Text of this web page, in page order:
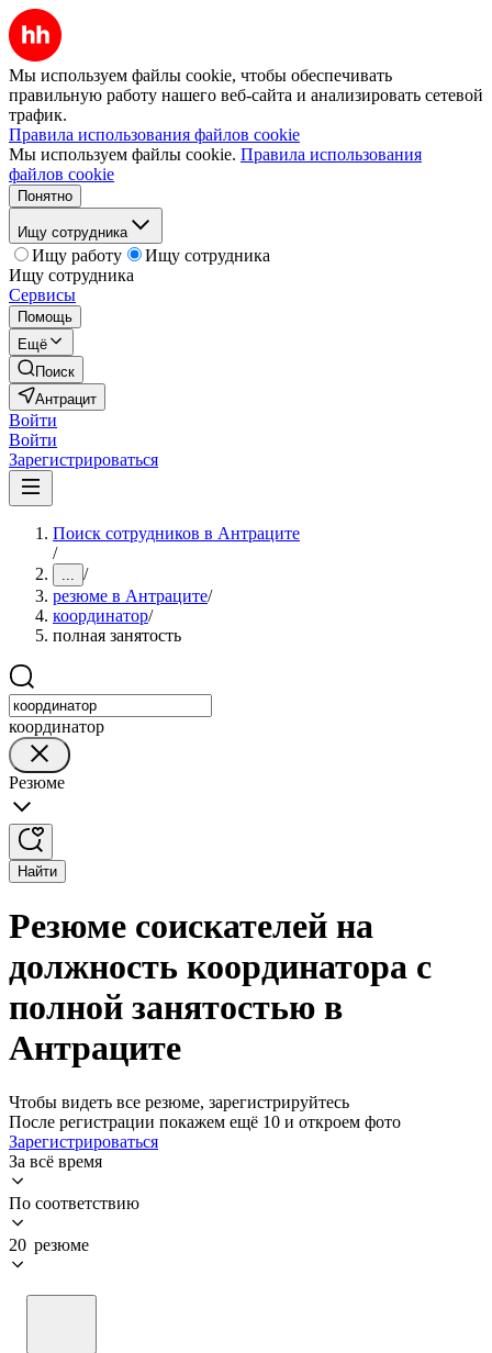
Мы используем файлы cookie, чтобы обеспечивать
правильную работу нашего веб-сайта и анализировать сетевой
трафик.
Правила использования файлов cookie
Мы используем файлы cookie. Правила использования
файлов cookie
Понятно
Ищу сотрудника
Ищу работу
Ищу сотрудника
Ищу сотрудника
Сервисы
Помощь
Ещё
Поиск
Антрацит
Войти
Войти
Зарегистрироваться
Поиск сотрудников в Антраците
/
... /
резюме в Антраците/
координатор/
полная занятость
координатор
Резюме
Найти
Резюме соискателей на
должность координатора с
полной занятостью в
Антраците
Чтобы видеть все резюме, зарегистрируйтесь
После регистрации покажем ещё 10 и откроем фото
Зарегистрироваться
За всё время
По соответствию
20 резюме